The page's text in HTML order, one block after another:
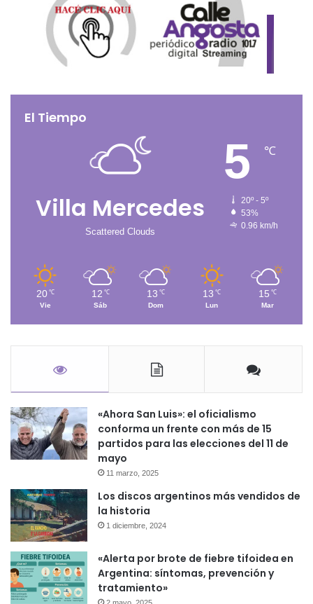
El Tiempo
Villa Mercedes
Scattered Clouds
5 ℃
20º - 5º
53%
0.96 km/h
20 ℃
Vie
12 ℃
Sáb
13 ℃
Dom
13 ℃
Lun
15 ℃
Mar
«Ahora San Luis»: el oficialismo
conforma un frente con más de 15
partidos para las elecciones del 11 de
mayo
11 marzo, 2025
Los discos argentinos más vendidos de
la historia
1 diciembre, 2024
«Alerta por brote de fiebre tifoidea en
Argentina: síntomas, prevención y
tratamiento»